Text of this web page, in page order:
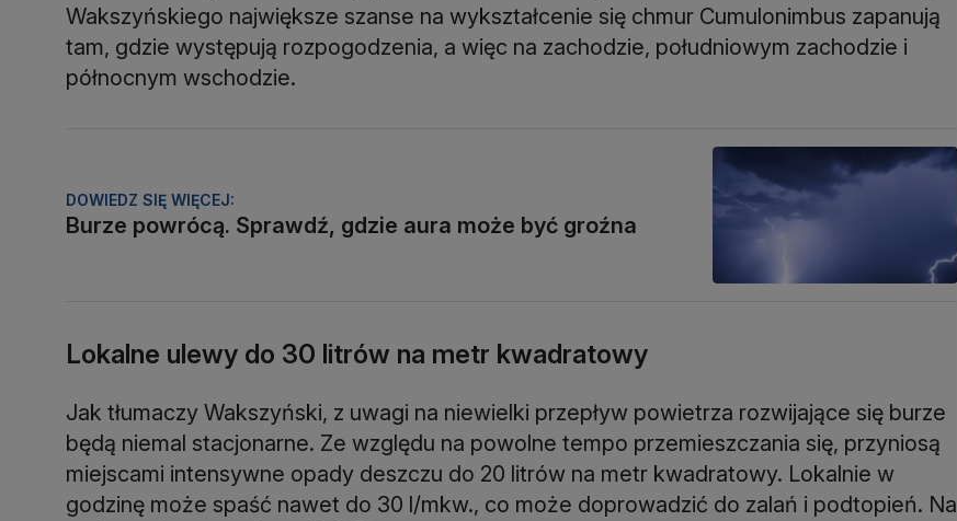
Wakszyńskiego największe szanse na wykształcenie się chmur Cumulonimbus zapanują
tam, gdzie występują rozpogodzenia, a więc na zachodzie, południowym zachodzie i
północnym wschodzie.
DOWIEDZ SIĘ WIĘCEJ:
Burze powrócą. Sprawdź, gdzie aura może być groźna
Lokalne ulewy do 30 litrów na metr kwadratowy
Jak tłumaczy Wakszyński, z uwagi na niewielki przepływ powietrza rozwijające się burze
będą niemal stacjonarne. Ze względu na powolne tempo przemieszczania się, przyniosą
miejscami intensywne opady deszczu do 20 litrów na metr kwadratowy. Lokalnie w
godzinę może spaść nawet do 30 l/mkw., co może doprowadzić do zalań i podtopień. Na